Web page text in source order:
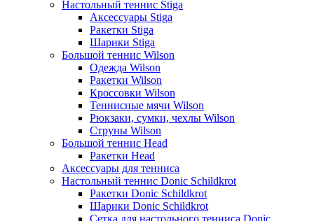
Настольный теннис Stiga
Аксессуары Stiga
Ракетки Stiga
Шарики Stiga
Большой теннис Wilson
Одежда Wilson
Ракетки Wilson
Кроссовки Wilson
Теннисные мячи Wilson
Рюкзаки, сумки, чехлы Wilson
Струны Wilson
Большой теннис Head
Ракетки Head
Аксессуары для тенниса
Настольный теннис Donic Schildkrot
Ракетки Donic Schildkrot
Шарики Donic Schildkrot